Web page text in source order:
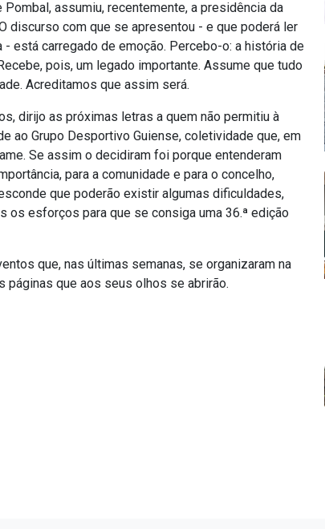
assumiu, recentemente, a presidência da
discurso com que se apresentou - e que poderá ler
está carregado de emoção. Percebo-o: a história de
pois, um legado importante. Assume que tudo
Acreditamos que assim será.
dirijo as próximas letras a quem não permitiu à
ao Grupo Desportivo Guiense, coletividade que, em
Se assim o decidiram foi porque entenderam
para a comunidade e para o concelho,
que poderão existir algumas dificuldades,
os esforços para que se consiga uma 36.ª edição
que, nas últimas semanas, se organizaram na
páginas que aos seus olhos se abrirão.